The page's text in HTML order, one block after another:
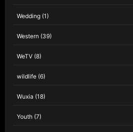
Wedding (1)
Western (39)
WeTV (8)
wildlife (6)
Wuxia (18)
Youth (7)